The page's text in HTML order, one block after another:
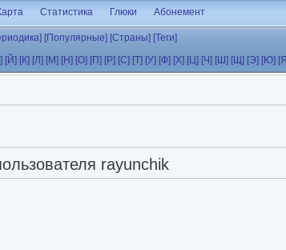
Статистика Глюки Абонемент
[Популярные] [Страны] [Теги]
[Й] [К] [Л] [М] [Н] [О] [П] [Р] [С] [Т] [У] [Ф] [Х] [Ц] [Ч] [Ш] [Щ] [Э] [Ю]
rayunchik